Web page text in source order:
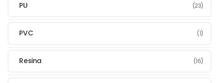
PU (23)
PVC (1)
Resina (16)